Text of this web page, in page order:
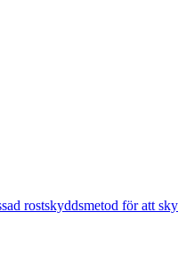
rostskyddsmetod för att